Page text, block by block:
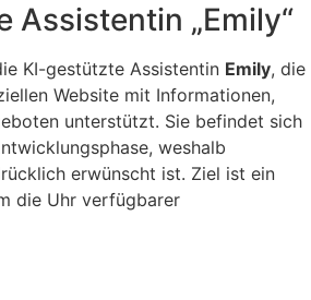
Assistentin „Emily“
KI-gestützte Assistentin Emily, die
Website mit Informationen,
unterstützt. Sie befindet sich
weshalb
erwünscht ist. Ziel ist ein
die Uhr verfügbarer